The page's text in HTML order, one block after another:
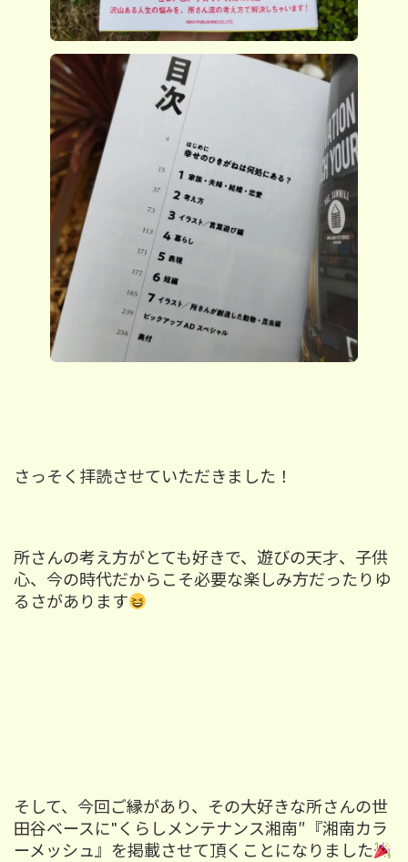
さっそく拝読させていただきました！
所さんの考え方がとても好きで、遊びの天才、子供
心、今の時代だからこそ必要な楽しみ方だったりゆ
るさがあります
そして、今回ご縁があり、その大好きな所さんの世
田谷ベースに"くらしメンテナンス湘南″『湘南カラ
ーメッシュ』を掲載させて頂くことになりました